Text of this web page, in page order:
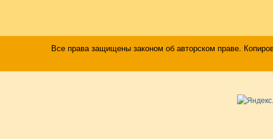
Все права защищены законом об авторском праве.